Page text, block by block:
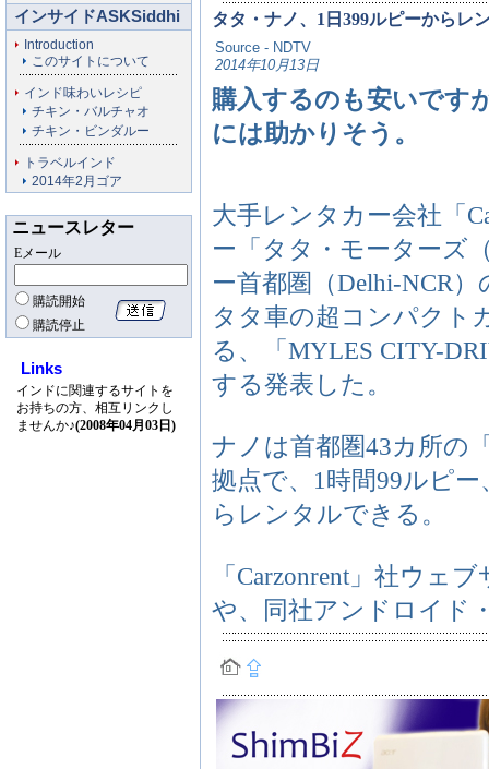
インサイドASKSiddhi
Introduction
このサイトについて
インド味わいレシピ
チキン・バルチャオ
チキン・ビンダルー
トラベルインド
2014年2月ゴア
ニュースレター
Eメール
購読開始
購読停止
Links
インドに関連するサイトを
お持ちの方、相互リンクし
ませんか♪(2008年04月03日)
タタ・ナノ、1日399ルピーからレ
Source - NDTV
2014年10月13日
購入するのも安いです
には助かりそう。
大手レンタカー会社「
ー「タタ・モーターズ
ー首都圏（Delhi-NCR
タタ車の超コンパクト
る、「MYLES CITY-
する発表した。
ナノは首都圏43カ所の
拠点で、1時間99ルピ
らレンタルできる。
「Carzonrent」社ウェ
や、同社アンドロイド